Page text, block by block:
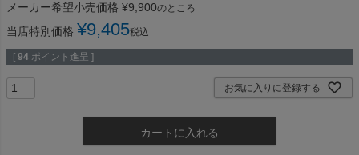
メーカー希望小売価格 ¥9,900のところ
当店特別価格 ¥9,405税込
[ 94 ポイント進呈 ]
お気に入りに登録する
カートに入れる